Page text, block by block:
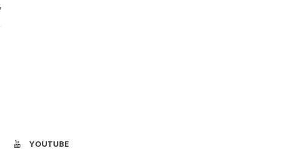
YOUTUBE